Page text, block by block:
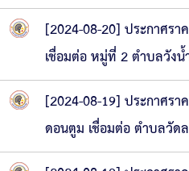
[2024-08-20] ประกาศร
เชื่อมต่อ หมู่ที่ 2 ตำบลวัง
[2024-08-19] ประกาศร
ดอนตูม เชื่อมต่อ ตำบลวัด